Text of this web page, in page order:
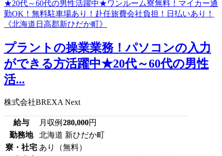
プラントの操業業務！パソコンの入力
ができる方活躍中★20代～60代の男性
活...
株式会社BREXA Next
給与 月収例 280,000円
勤務地
北海道 新ひだか町
寮・社宅 あり（無料）